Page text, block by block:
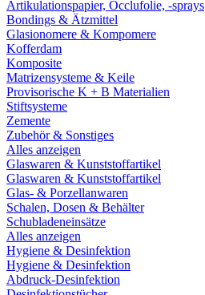
Artikulationspapier, Occlufolie, -sprays
Bondings & Ätzmittel
Glasionomere & Kompomere
Kofferdam
Komposite
Matrizensysteme & Keile
Provisorische K + B Materialien
Stiftsysteme
Zemente
Zubehör & Sonstiges
Alles anzeigen
Glaswaren & Kunststoffartikel
Glaswaren & Kunststoffartikel
Glas- & Porzellanwaren
Schalen, Dosen & Behälter
Schubladeneinsätze
Alles anzeigen
Hygiene & Desinfektion
Hygiene & Desinfektion
Abdruck-Desinfektion